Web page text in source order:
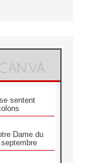
sentent
Dame du